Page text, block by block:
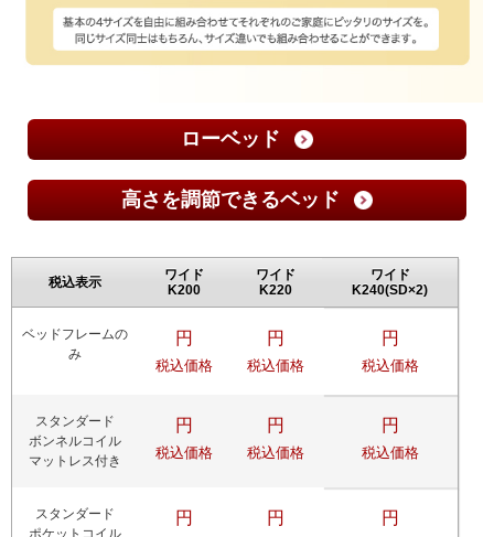
ローベッド
高さを調節できるベッド
税込表示
ワイド
K200
ワイド
K220
ワイド
K240(SD×2)
ベッドフレームの
み
円
税込価格
円
税込価格
円
税込価格
スタンダード
ボンネルコイル
マットレス付き
円
税込価格
円
税込価格
円
税込価格
スタンダード
ポケットコイル
円 円 円